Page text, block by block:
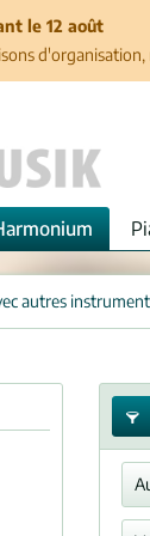
le 12 août
autres